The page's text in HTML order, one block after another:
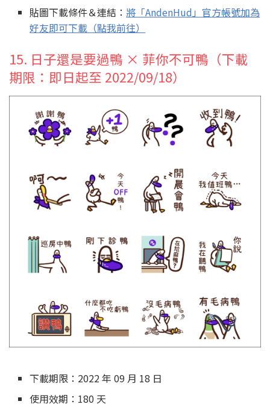
貼圖下載條件＆連結： 將「AndenHud」官方帳號加為
好友即可下載（點我前往）
15. 日子還是要過鴨 × 菲你不可鴨（下載
期限：即日起至 2022/09/18）
下載期限：2022 年 09 月 18 日
使用效期：180 天